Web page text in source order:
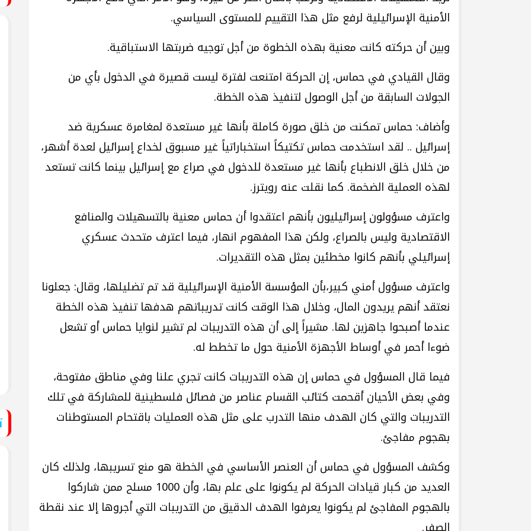
الأمنية الإسرائيلية لرفع مثل هذا التقييم للمستوى السياسي.
وبين أن حركته كانت معنية بهذه الخطوة من أجل توجيه ضربتها الاستباقية.
وقال القيادي في حماس، إن الحركة امتنعت لفترة ليست قصيرة في الدخول بأي من
الجولات السابقة من أجل الوصول لتنفيذ هذه الخطة.
وأضاف: حماس تمكنت من خلق صورة كاملة بأنها غير مستعدة لمغامرة عسكرية ضد
إسرائيل .. لقد استخدمت حماس تكتيكاً استخباراتياً غير مسبوق لخداع إسرائيل لعدة أشهر،
من خلال خلق الانطباع بأنها غير مستعدة للدخول في صراع مع إسرائيل بينما كانت تستعد
لهذه العملية الضخمة. كما نقلت عنه رويترز.
واعترف مسؤولون إسرائيليون بأنهم اعتقدوا أن حماس معنية بالتسهيلات والمنافع
الاقتصادية وليس بالصراع، ولكن هذا المفهوم انهار، فيما اعترف متحدث عسكري
إسرائيلي بأنهم كانوا مخطئين بمثل هذه التقديرات.
واعترف مسؤول أمني كبير،بأن المؤسسة الأمنية الإسرائيلية قد تم تضليلها، وقال: جعلونا
نعتقد أنهم يريدون المال، وخلال هذا الوقت كانت تدريباتهم هدفها تنفيذ هذه الخطة
عندما أصبحوا جاهزين لها. مشيراً إلى أن هذه التدريبات لم تشير لنوايا حماس أو تشعل
ضوءا أحمر في أوساط الأجهزة الأمنية حول ما تخطط له.
فيما قال المسؤول في حماس إن هذه التدريبات كانت تجري علنا وفي مناطق مفتوحة،
وفي بعض الأحيان أقحمت كتائب القسام عناصر من فصائل فلسطينية للمشاركة في تلك
التدريبات والتي كان الهدف منها التدرب على مثل هذه العمليات باقتحام المستوطنات
بهجوم مفاجئ.
وكشف المسؤول في حماس أن العنصر الأساسي في الخطة هو منع تسريبها، ولذلك كان
العديد من كبار قيادات الحركة لم يكونوا على علم بها، وأن 1000 مسلح ممن شاركوا
بالهجوم المفاجئ لم يكونوا يعرفوا الهدف الدقيق من التدريبات التي أجروها إلا عند نقطة